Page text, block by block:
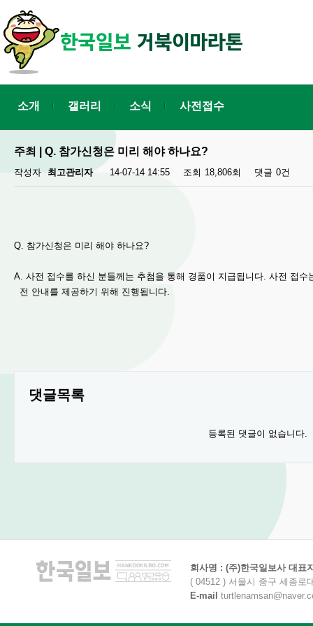
소개 갤러리 소식 사전접수
주최 | Q. 참가신청은 미리 해야 하나요?
작성자 최고관리자 14-07-14 14:55 조회 18,806회 댓글 0건
Q. 참가신청은 미리 해야 하나요?
A. 사전 접수를 하신 분들께는 추첨을 통해 경품이 지급됩니다. 사전 접수
전 안내를 제공하기 위해 진행됩니다.
댓글목록
등록된 댓글이 없습니다.
회사명 : (주)한국일보사 대표
( 04512 ) 서울시 중구 세종로
E-mail